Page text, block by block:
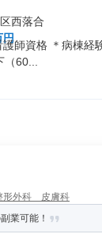
西落合
円
師資格 ＊病棟経
60...
形外科 皮膚科
業可能！